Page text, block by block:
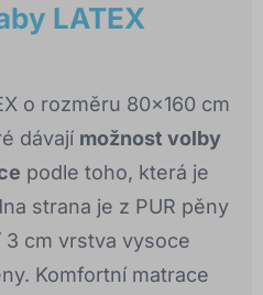
LATEX
o rozměru 80x160 cm
dávají možnost volby
podle toho, která je
strana je z PUR pěny
cm vrstva vysoce
Komfortní matrace